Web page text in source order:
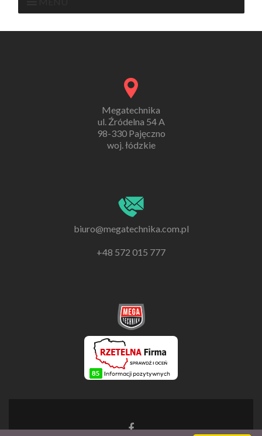
Megatechnika
ul. Źródelna 54 A
98-330 Pajęczno
woj. łódzkie
biuro@megatechnika.com.pl
+48 572 015 777
Go